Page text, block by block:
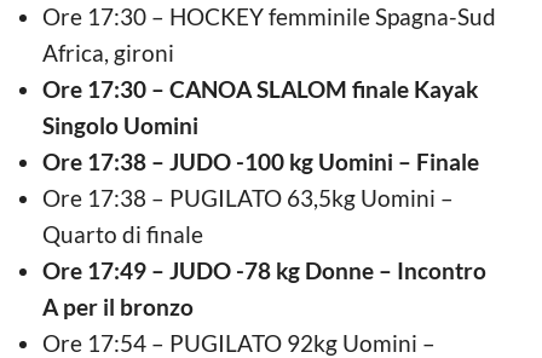
Ore 17:30 – HOCKEY femminile Spagna-Sud
Africa, gironi
Ore 17:30 – CANOA SLALOM finale Kayak
Singolo Uomini
Ore 17:38 – JUDO -100 kg Uomini – Finale
Ore 17:38 – PUGILATO 63,5kg Uomini –
Quarto di finale
Ore 17:49 – JUDO -78 kg Donne – Incontro
A per il bronzo
Ore 17:54 – PUGILATO 92kg Uomini –